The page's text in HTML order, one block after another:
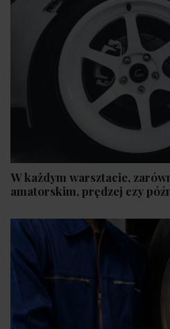
W każdym warsztacie,
amatorskim, prędzej czy